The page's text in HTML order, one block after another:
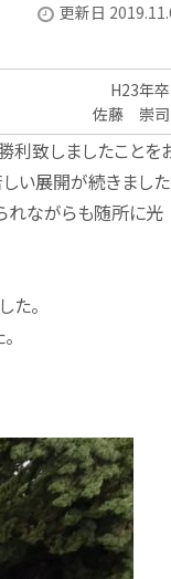
更新日
H23年卒
佐藤 崇司
致しましたことを
い展開が続きました
れながらも随所に光
。